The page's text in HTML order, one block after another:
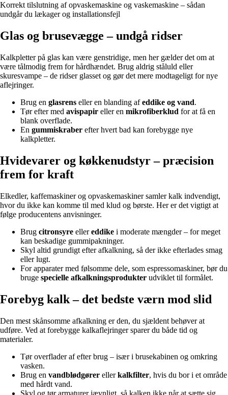
Korrekt tilslutning af opvaskemaskine og vaskemaskine – sådan
undgår du lækager og installationsfejl
Glas og brusevægge – undgå ridser
Kalkpletter på glas kan være genstridige, men her gælder det om at
være tålmodig frem for hårdhændet. Brug aldrig ståluld eller
skuresvampe – de ridser glasset og gør det mere modtageligt for nye
aflejringer.
Brug en glasrens eller en blanding afeddike og vand.
Tør efter med avispapir eller en mikrofiberklud for at få en
blank overflade.
En gummiskraber efter hvert bad kan forebygge nye
kalkpletter.
Hvidevarer og køkkenudstyr – præcision
frem for kraft
Elkedler, kaffemaskiner og opvaskemaskiner samler kalk indvendigt,
hvor du ikke kan komme til med klud og børste. Her er det vigtigt at
følge producentens anvisninger.
Brug citronsyre ellereddike i moderate mængder – for meget
kan beskadige gummipakninger.
Skyl altid grundigt efter afkalkning, så der ikke efterlades smag
eller lugt.
For apparater med følsomme dele, som espressomaskiner, bør du
bruge specielle afkalkningsprodukter udviklet til formålet.
Forebyg kalk – det bedste værn mod slid
Den mest skånsomme afkalkning er den, du sjældent behøver at
udføre. Ved at forebygge kalkaflejringer sparer du både tid og
materialer.
Tør overflader af efter brug – især i brusekabinen og omkring
vasken.
Brug en vandblødgører ellerkalkfilter, hvis du bor i et område
med hårdt vand.
Skyl og tør armaturer jævnligt, så kalken ikke når at sætte sig